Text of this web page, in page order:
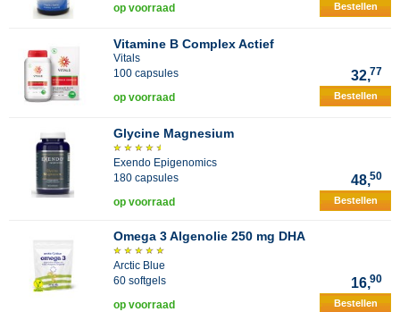
op voorraad Bestellen
Vitamine B Complex Actief
Vitals
100 capsules
32,77
op voorraad Bestellen
Glycine Magnesium
Exendo Epigenomics
180 capsules
48,50
op voorraad Bestellen
Omega 3 Algenolie 250 mg DHA
Arctic Blue
60 softgels
16,90
op voorraad Bestellen